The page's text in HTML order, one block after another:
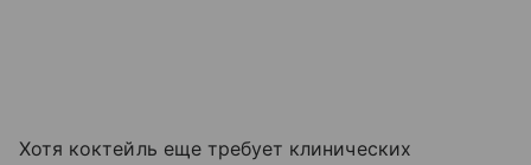
Хотя коктейль еще требует клинических